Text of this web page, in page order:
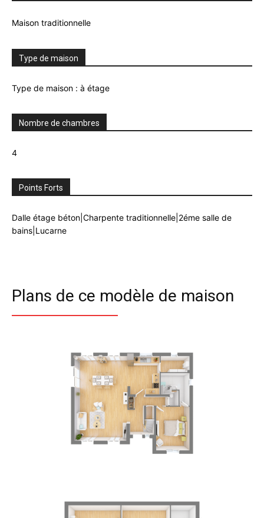
Maison traditionnelle
Type de maison
Type de maison : à étage
Nombre de chambres
4
Points Forts
Dalle étage béton|Charpente traditionnelle|2éme salle de
bains|Lucarne
Plans de ce modèle de maison